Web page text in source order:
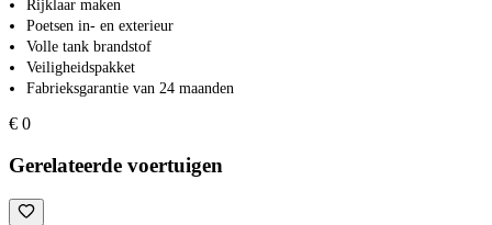
Rijklaar maken
Poetsen in- en exterieur
Volle tank brandstof
Veiligheidspakket
Fabrieksgarantie van 24 maanden
€ 0
Gerelateerde voertuigen